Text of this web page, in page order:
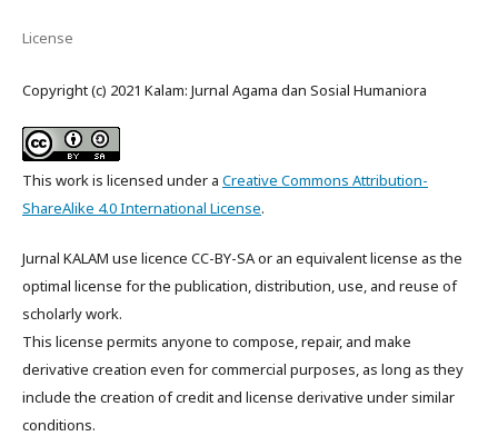
License
Copyright (c) 2021 Kalam: Jurnal Agama dan Sosial Humaniora
This work is licensed under a Creative Commons Attribution-
ShareAlike 4.0 International License.
Jurnal KALAM use licence CC-BY-SA or an equivalent license as the
optimal license for the publication, distribution, use, and reuse of
scholarly work.
This license permits anyone to compose, repair, and make
derivative creation even for commercial purposes, as long as they
include the creation of credit and license derivative under similar
conditions.